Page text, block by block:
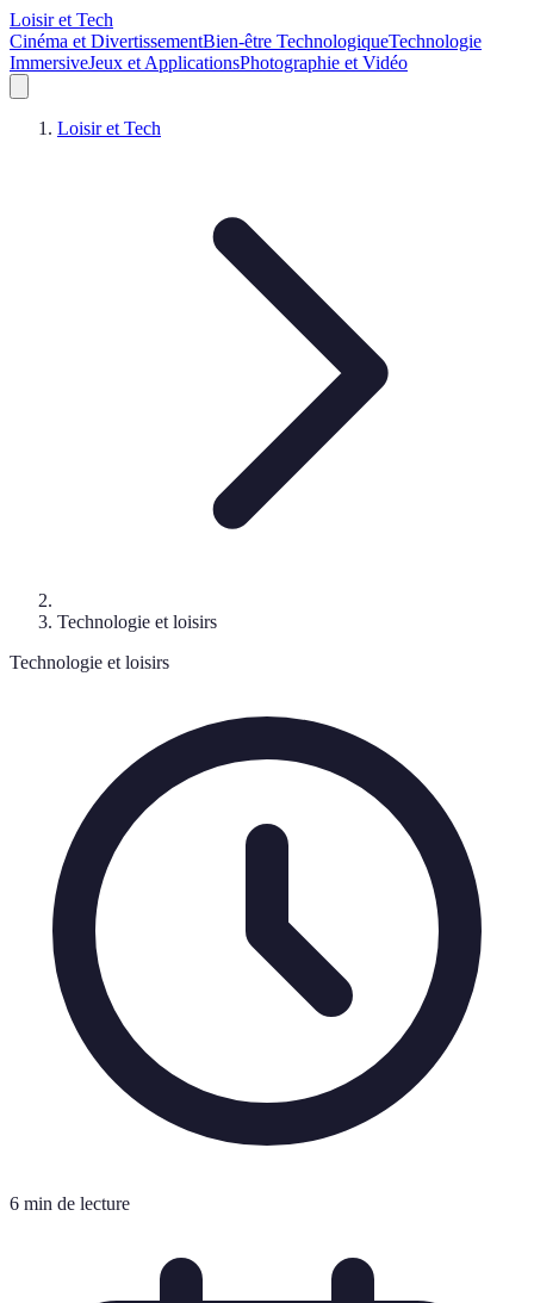
Loisir et Tech
Cinéma et DivertissementBien-être TechnologiqueTechnologie
ImmersiveJeux et ApplicationsPhotographie et Vidéo
Loisir et Tech
Technologie et loisirs
Technologie et loisirs
6 min de lecture